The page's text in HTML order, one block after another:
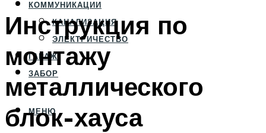
КОММУНИКАЦИИ
КАНАЛИЗАЦИЯ
ЭЛЕКТРИЧЕСТВО
ГАРАЖ
ЗАБОР
МЕНЮ
Инструкция по
монтажу
металлического
блок-хауса